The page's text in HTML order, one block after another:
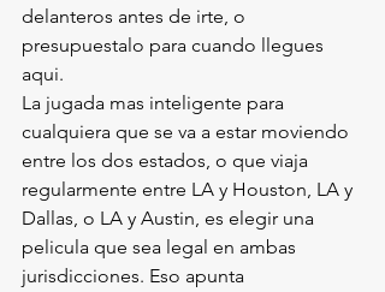
delanteros antes de irte, o
presupuestalo para cuando llegues
aqui.
La jugada mas inteligente para
cualquiera que se va a estar moviendo
entre los dos estados, o que viaja
regularmente entre LA y Houston, LA y
Dallas, o LA y Austin, es elegir una
pelicula que sea legal en ambas
jurisdicciones. Eso apunta